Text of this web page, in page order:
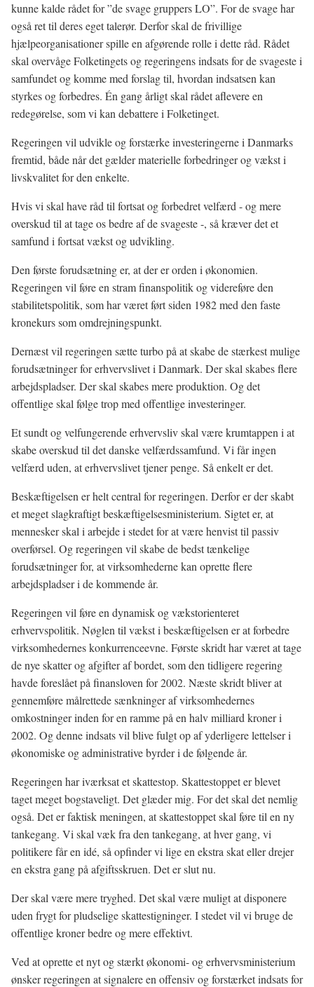
kunne kalde rådet for ”de svage gruppers LO”. For de svage har
også ret til deres eget talerør. Derfor skal de frivillige
hjælpeorganisationer spille en afgørende rolle i dette råd. Rådet
skal overvåge Folketingets og regeringens indsats for de svageste i
samfundet og komme med forslag til, hvordan indsatsen kan
styrkes og forbedres. Én gang årligt skal rådet aflevere en
redegørelse, som vi kan debattere i Folketinget.
Regeringen vil udvikle og forstærke investeringerne i Danmarks
fremtid, både når det gælder materielle forbedringer og vækst i
livskvalitet for den enkelte.
Hvis vi skal have råd til fortsat og forbedret velfærd - og mere
overskud til at tage os bedre af de svageste -, så kræver det et
samfund i fortsat vækst og udvikling.
Den første forudsætning er, at der er orden i økonomien.
Regeringen vil føre en stram finanspolitik og videreføre den
stabilitetspolitik, som har været ført siden 1982 med den faste
kronekurs som omdrejningspunkt.
Dernæst vil regeringen sætte turbo på at skabe de stærkest mulige
forudsætninger for erhvervslivet i Danmark. Der skal skabes flere
arbejdspladser. Der skal skabes mere produktion. Og det
offentlige skal følge trop med offentlige investeringer.
Et sundt og velfungerende erhvervsliv skal være krumtappen i at
skabe overskud til det danske velfærdssamfund. Vi får ingen
velfærd uden, at erhvervslivet tjener penge. Så enkelt er det.
Beskæftigelsen er helt central for regeringen. Derfor er der skabt
et meget slagkraftigt beskæftigelsesministerium. Sigtet er, at
mennesker skal i arbejde i stedet for at være henvist til passiv
overførsel. Og regeringen vil skabe de bedst tænkelige
forudsætninger for, at virksomhederne kan oprette flere
arbejdspladser i de kommende år.
Regeringen vil føre en dynamisk og vækstorienteret
erhvervspolitik. Nøglen til vækst i beskæftigelsen er at forbedre
virksomhedernes konkurrenceevne. Første skridt har været at tage
de nye skatter og afgifter af bordet, som den tidligere regering
havde foreslået på finansloven for 2002. Næste skridt bliver at
gennemføre målrettede sænkninger af virksomhedernes
omkostninger inden for en ramme på en halv milliard kroner i
2002. Og denne indsats vil blive fulgt op af yderligere lettelser i
økonomiske og administrative byrder i de følgende år.
Regeringen har iværksat et skattestop. Skattestoppet er blevet
taget meget bogstaveligt. Det glæder mig. For det skal det nemlig
også. Det er faktisk meningen, at skattestoppet skal føre til en ny
tankegang. Vi skal væk fra den tankegang, at hver gang, vi
politikere får en idé, så opfinder vi lige en ekstra skat eller drejer
en ekstra gang på afgiftsskruen. Det er slut nu.
Der skal være mere tryghed. Det skal være muligt at disponere
uden frygt for pludselige skattestigninger. I stedet vil vi bruge de
offentlige kroner bedre og mere effektivt.
Ved at oprette et nyt og stærkt økonomi- og erhvervsministerium
ønsker regeringen at signalere en offensiv og forstærket indsats for